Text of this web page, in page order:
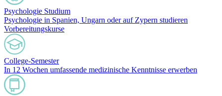
Psychologie Studium
Psychologie in Spanien, Ungarn oder auf Zypern studieren
Vorbereitungskurse
College-Semester
In 12 Wochen umfassende medizinische Kenntnisse erwerben